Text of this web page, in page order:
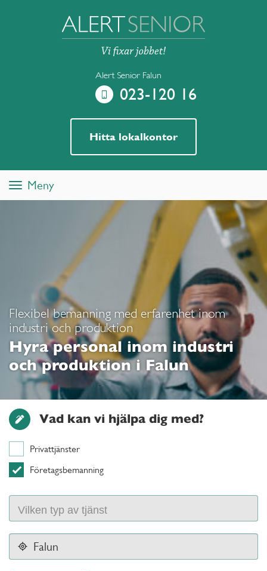
Alert Senior Falun
023-120 16
Hitta lokalkontor
ToggleMeny
Flexibel bemanning med erfarenhet inom
industri och produktion
Hyra personal inom industri
och produktion i Falun
Vad kan vi hjälpa dig med?
Privattjänster
Företagsbemanning